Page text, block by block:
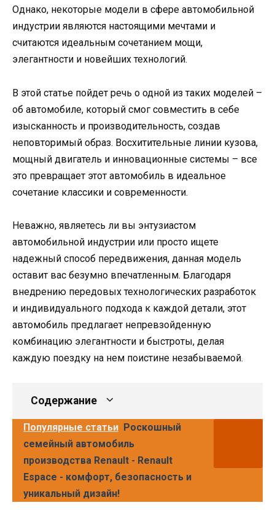
Однако, некоторые модели в сфере автомобильной
индустрии являются настоящими мечтами и
считаются идеальным сочетанием мощи,
элегантности и новейших технологий.
В этой статье пойдет речь о одной из таких моделей –
об автомобиле, который смог совместить в себе
изысканность и производительность, создав
неповторимый образ. Восхитительные линии кузова,
мощный двигатель и инновационные системы – все
это превращает этот автомобиль в идеальное
сочетание классики и современности.
Неважно, являетесь ли вы энтузиастом
автомобильной индустрии или просто ищете
надежный способ передвижения, данная модель
оставит вас безумно впечатленным. Благодаря
внедрению передовых технологических разработок
и индивидуального подхода к каждой детали, этот
автомобиль предлагает непревзойденную
комбинацию элегантности и быстроты, делая
каждую поездку на нем поистине незабываемой.
Содержание
Популярные статьи Роскошный
семейный автомобиль
производства Renault - Renault
Espace - комфорт, безопасность и
уникальный дизайн!